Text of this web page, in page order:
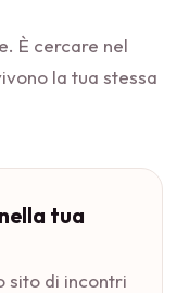
È cercare nel
la tua stessa
tua
sito di incontri